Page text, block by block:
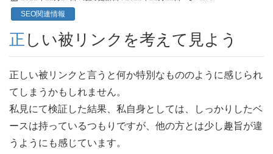
SEO関連情報
正しい被リンクを考えて見よう
正しい被リンクと言うと何か特別なもののように感じられ
てしまうかもしれません。
私見にて検証した結果、私自身としては、しっかりしたベ
ースは持っているつもりですが、他の方とは少し趣旨が違
うようにも感じています。